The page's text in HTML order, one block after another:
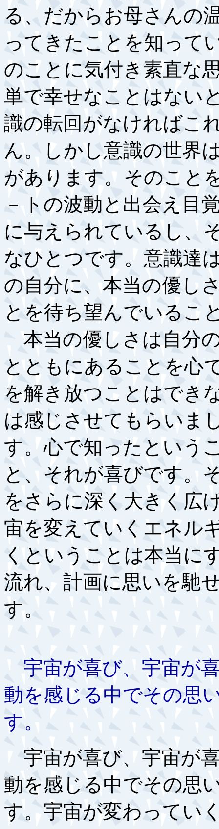
る、だからお母さんの
ってきたことを知って
のことに気付き素直な
単で幸せなことはない
識の転回がなければこ
ん。しかし意識の世界
があります。そのこと
－トの波動と出会え目
に与えられているし、
なひとつです。意識達
の自分に、本当の優し
とを待ち望んでいるこ
本当の優しさは自分
とともにあることを心
を解き放つことはでき
は感じさせてもらいま
す。心で知ったという
と、それが喜びです。
をさらに深く大きく広
宙を変えていくエネル
くということは本当に
流れ、計画に思いを馳
す。
宇宙が喜び、宇宙が
動を感じる中でその思
す。
宇宙が喜び、宇宙が
動を感じる中でその思
す。宇宙が変わってい